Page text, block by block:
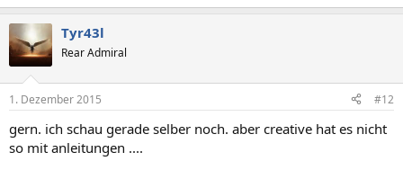
Tyr43l
Rear Admiral
1. Dezember 2015 #12
gern. ich schau gerade selber noch. aber creative hat es nicht
so mit anleitungen ....